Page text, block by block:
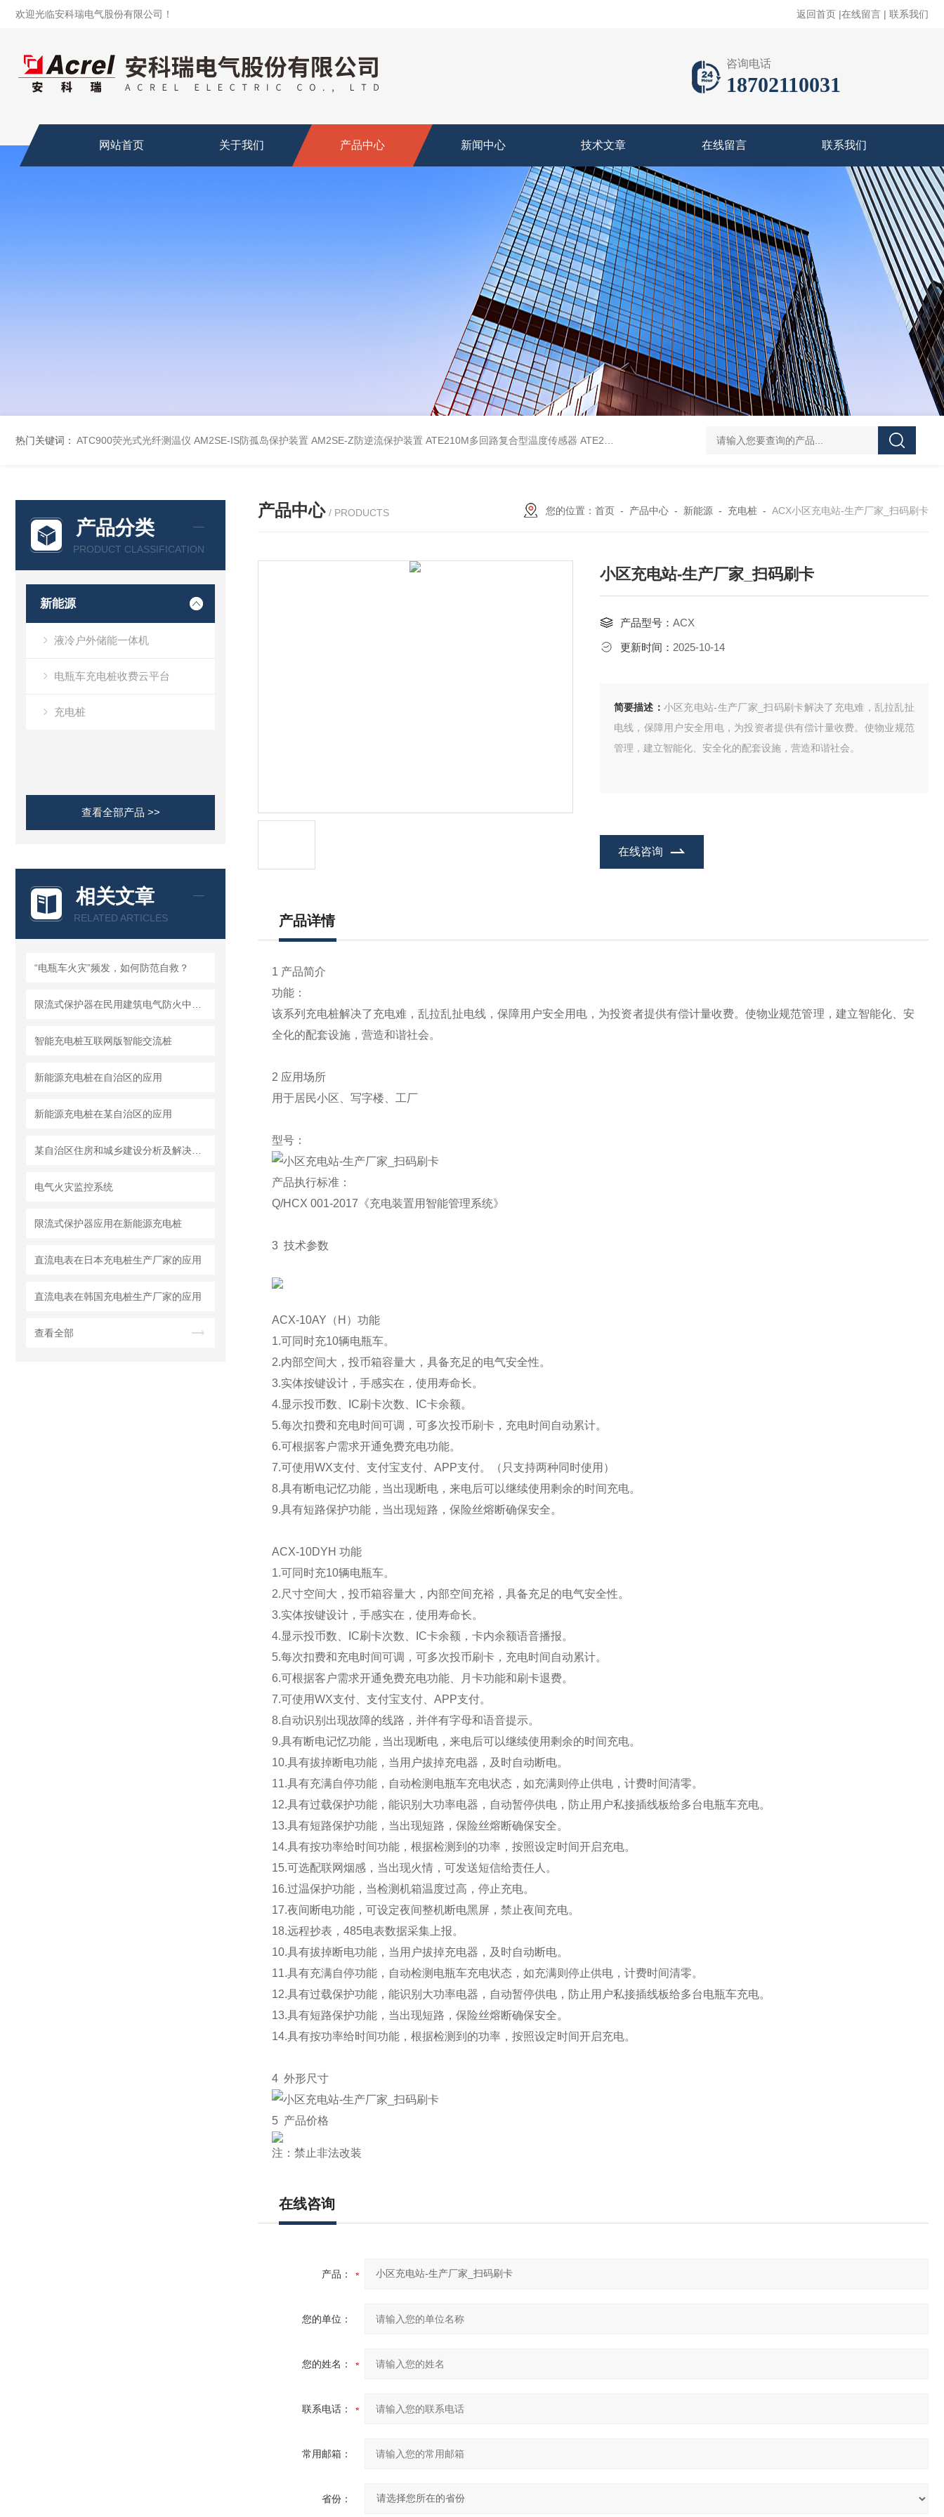
欢迎光临安科瑞电气股份有限公司！ 返回首页 |在线留言 | 联系我们
咨询电话
18702110031
网站首页 关于我们 产品中心 新闻中心 技术文章 在线留言 联系我们
热门关键词： ATC900荧光式光纤测温仪 AM2SE-IS防孤岛保护装置 AM2SE-Z防逆流保护装置 ATE210M多回路复合型温度传感器 ATE210S单回路复合型温度传感器 DJSF1352-D-800导轨式直流电能表 AKH-
产品分类
PRODUCT CLASSIFICATION
新能源
液冷户外储能一体机
电瓶车充电桩收费云平台
充电桩
查看全部产品 >>
相关文章
RELATED ARTICLES
“电瓶车火灾”频发，如何防范自救？
智能充电桩互联网版智能交流桩
新能源充电桩在自治区的应用
新能源充电桩在某自治区的应用
电气火灾监控系统
限流式保护器应用在新能源充电桩
直流电表在日本充电桩生产厂家的应用
直流电表在韩国充电桩生产厂家的应用
查看全部
产品中心 / PRODUCTS 您的位置： 首页 - 产品中心 - 新能源 - 充电桩 - ACX小区充电站-生产厂家_扫码刷卡
小区充电站-生产厂家_扫码刷卡
产品型号： ACX
更新时间： 2025-10-14
简要描述： 小区充电站-生产厂家_扫码刷卡解决了充电难，乱拉乱扯
电线，保障用户安全用电，为投资者提供有偿计量收费。使物业规范
管理，建立智能化、安全化的配套设施，营造和谐社会。
在线咨询
产品详情
1 产品简介
功能：
该系列充电桩解决了充电难，乱拉乱扯电线，保障用户安全用电，为投资者提供有偿计量收费。使物业规范管理，建立智能化、安
全化的配套设施，营造和谐社会。
2 应用场所
用于居民小区、写字楼、工厂
型号：
产品执行标准：
Q/HCX 001-2017《充电装置用智能管理系统》
3 技术参数
ACX-10AY（H）功能
1.可同时充10辆电瓶车。
2.内部空间大，投币箱容量大，具备充足的电气安全性。
3.实体按键设计，手感实在，使用寿命长。
4.显示投币数、IC刷卡次数、IC卡余额。
5.每次扣费和充电时间可调，可多次投币刷卡，充电时间自动累计。
6.可根据客户需求开通免费充电功能。
7.可使用WX支付、支付宝支付、APP支付。（只支持两种同时使用）
8.具有断电记忆功能，当出现断电，来电后可以继续使用剩余的时间充电。
9.具有短路保护功能，当出现短路，保险丝熔断确保安全。
ACX-10DYH 功能
1.可同时充10辆电瓶车。
2.尺寸空间大，投币箱容量大，内部空间充裕，具备充足的电气安全性。
3.实体按键设计，手感实在，使用寿命长。
4.显示投币数、IC刷卡次数、IC卡余额，卡内余额语音播报。
5.每次扣费和充电时间可调，可多次投币刷卡，充电时间自动累计。
6.可根据客户需求开通免费充电功能、月卡功能和刷卡退费。
7.可使用WX支付、支付宝支付、APP支付。
8.自动识别出现故障的线路，并伴有字母和语音提示。
9.具有断电记忆功能，当出现断电，来电后可以继续使用剩余的时间充电。
10.具有拔掉断电功能，当用户拔掉充电器，及时自动断电。
11.具有充满自停功能，自动检测电瓶车充电状态，如充满则停止供电，计费时间清零。
12.具有过载保护功能，能识别大功率电器，自动暂停供电，防止用户私接插线板给多台电瓶车充电。
13.具有短路保护功能，当出现短路，保险丝熔断确保安全。
14.具有按功率给时间功能，根据检测到的功率，按照设定时间开启充电。
15.可选配联网烟感，当出现火情，可发送短信给责任人。
16.过温保护功能，当检测机箱温度过高，停止充电。
17.夜间断电功能，可设定夜间整机断电黑屏，禁止夜间充电。
18.远程抄表，485电表数据采集上报。
10.具有拔掉断电功能，当用户拔掉充电器，及时自动断电。
11.具有充满自停功能，自动检测电瓶车充电状态，如充满则停止供电，计费时间清零。
12.具有过载保护功能，能识别大功率电器，自动暂停供电，防止用户私接插线板给多台电瓶车充电。
13.具有短路保护功能，当出现短路，保险丝熔断确保安全。
14.具有按功率给时间功能，根据检测到的功率，按照设定时间开启充电。
4 外形尺寸
5 产品价格
注：禁止非法改装
在线咨询
产品：
您的单位：
您的姓名：
联系电话：
常用邮箱：
省份：